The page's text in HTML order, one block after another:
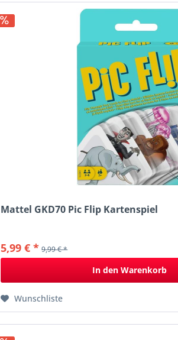
Mattel GKD70 Pic Flip Kartenspiel
5,99 € * 9,99 € *
In den Warenkorb
Wunschliste